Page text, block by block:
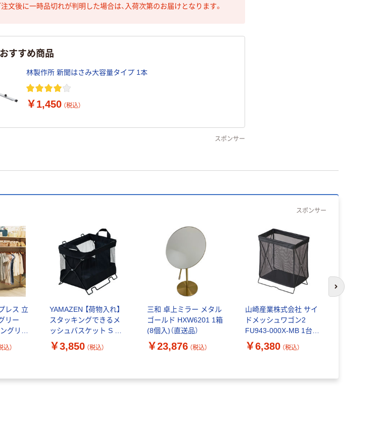
注文後に一時品切れが判明した場合は、入荷次第のお届けとなります。
すすめ商品
林製作所 新聞はさみ大容量タイプ 1本
￥1,450 （税込）
スポンサー
スポンサー
レス 立
リー
グリー
イ
8724-
込）
YAMAZEN 【荷物入れ】
スタッキングできるメ
ッシュバスケット S 折
りたたみ ブラック HTB-
2S(BK) 1個
￥3,850 （税込）
三和 卓上ミラー メタル
ゴールド HXW6201 1箱
(8個入)（直送品）
￥23,876 （税込）
山崎産業株式会社 サイ
ドメッシュワゴン2
FU943-000X-MB 1台
（直送品）
￥6,380 （税込）
次のスライド